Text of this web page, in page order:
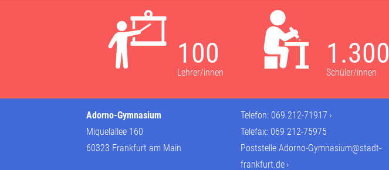
100
Lehrer/innen
1.300
Schüler/innen
Adorno-Gymnasium
Miquelallee 160
60323 Frankfurt am Main
Telefon: 069 212-71917
Telefax: 069 212-75975
Poststelle.Adorno-Gymnasium@stadt-
frankfurt.de